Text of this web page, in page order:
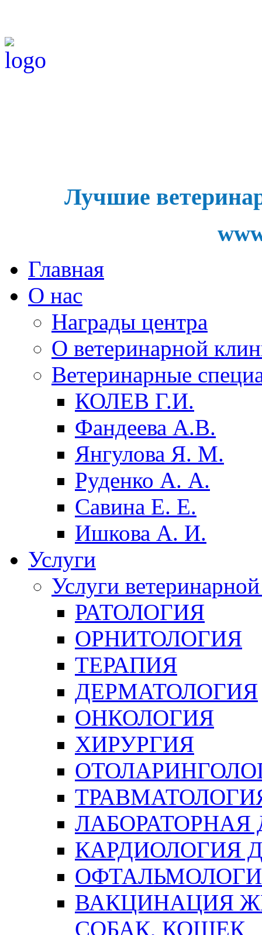
Лучшие
Главная
О нас
Награды центра
О ветеринарной
Ветеринарные
КОЛЕВ Г.И.
Фандеева А.B.
Янгулова Я. М.
Руденко А. А.
Савина Е. Е.
Ишкова А. И.
Услуги
Услуги
РАТОЛОГИЯ
ОРНИТОЛОГИЯ
ТЕРАПИЯ
ДЕРМАТОЛОГИЯ
ОНКОЛОГИЯ
ХИРУРГИЯ
ВАКЦИНАЦИЯ
СОБАК, КОШЕК